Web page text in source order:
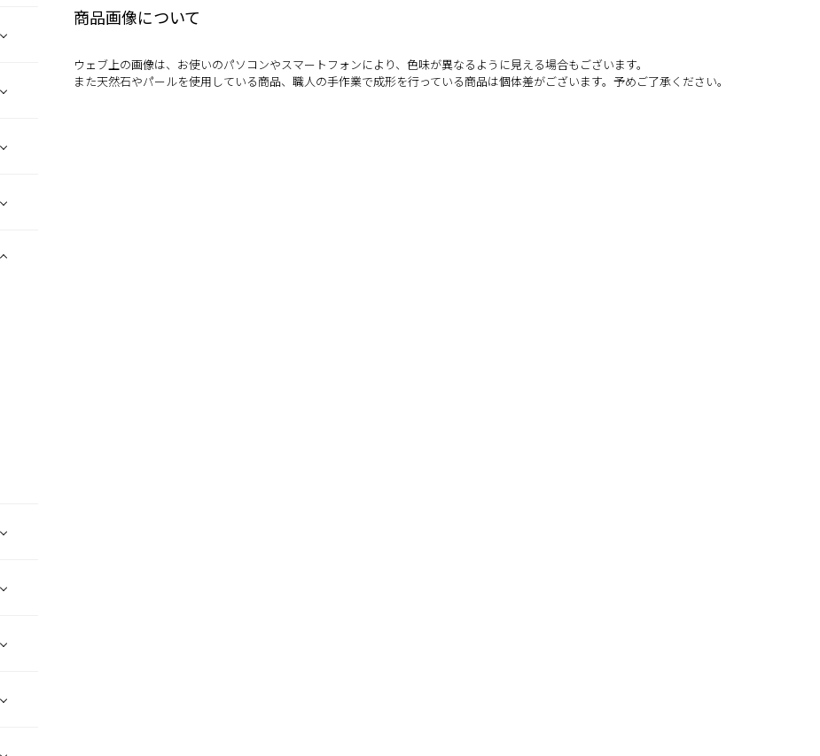
商品画像について
ウェブ上の画像は、お使いのパソコンやスマートフォンにより、色味が異なるように見える場合もございます。
また天然石やパールを使用している商品、職人の手作業で成形を行っている商品は個体差がございます。予めご了承ください。